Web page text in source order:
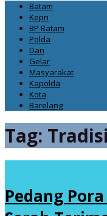
Batam
Kepri
BP Batam
Polda
Dan
Gelar
Masyarakat
Kapolda
Kota
Barelang
Tag: Tradisi
Pedang